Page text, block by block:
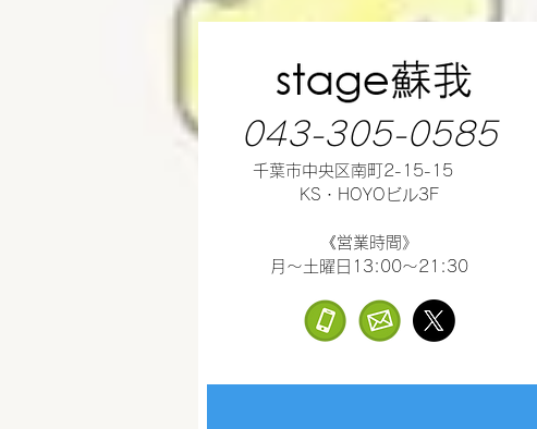
043-305-0585
千葉市中央区南町2-15-15
KS・HOYOビル3F
《営業時間》
月～土曜日13:00～21:30